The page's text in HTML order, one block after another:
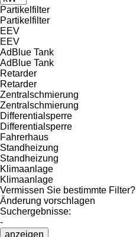
Partikelfilter
Partikelfilter
EEV
EEV
AdBlue Tank
AdBlue Tank
Retarder
Retarder
Zentralschmierung
Zentralschmierung
Differentialsperre
Differentialsperre
Fahrerhaus
Standheizung
Standheizung
Klimaanlage
Klimaanlage
Vermissen Sie bestimmte Filter?
Änderung vorschlagen
Suchergebnisse:
-
anzeigen